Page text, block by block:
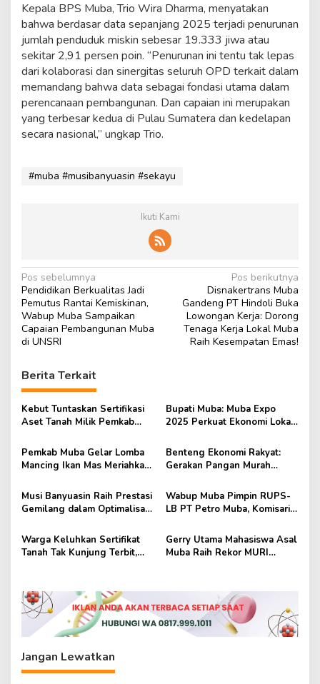
Kepala BPS Muba, Trio Wira Dharma, menyatakan
bahwa berdasar data sepanjang 2025 terjadi penurunan
jumlah penduduk miskin sebesar 19.333 jiwa atau
sekitar 2,91 persen poin. “Penurunan ini tentu tak lepas
dari kolaborasi dan sinergitas seluruh OPD terkait dalam
memandang bahwa data sebagai fondasi utama dalam
perencanaan pembangunan. Dan capaian ini merupakan
yang terbesar kedua di Pulau Sumatera dan kedelapan
secara nasional,” ungkap Trio.
#muba #musibanyuasin #sekayu
Ikuti Kami
N
a
v
i
a
s
i
o
Pos sebelumnya
Pendidikan Berkualitas Jadi
Pemutus Rantai Kemiskinan,
Wabup Muba Sampaikan
Capaian Pembangunan Muba
di UNSRI
Pos berikutnya
Disnakertrans Muba
Gandeng PT Hindoli Buka
Lowongan Kerja: Dorong
Tenaga Kerja Lokal Muba
Raih Kesempatan Emas!
Berita Terkait
Kebut Tuntaskan Sertifikasi
Aset Tanah Milik Pemkab
Bupati Muba: Muba Expo
2025 Perkuat Ekonomi Lokal
Pemkab Muba Gelar Lomba
Mancing Ikan Mas Meriahkan
Benteng Ekonomi Rakyat:
Gerakan Pangan Murah
Musi Banyuasin Raih Prestasi
Gemilang dalam Optimalisasi
Jamsostek 2025
Wabup Muba Pimpin RUPS-
LB PT Petro Muba, Komisaris
Disahkan
Warga Keluhkan Sertifikat
Tanah Tak Kunjung Terbit,
Gerry Utama Mahasiswa Asal
Muba Raih Rekor MURI
Jangan Lewatkan